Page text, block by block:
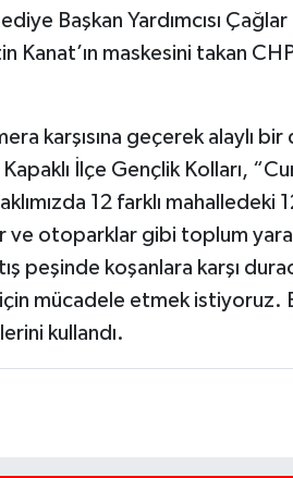
Başkan Yardımcısı
Kanat’ın maskesini takan
karşısına geçerek alaylı
İlçe Gençlik Kolları,
12 farklı mahalledeki
ve otoparklar gibi toplum
peşinde koşanlara karşı
mücadele etmek istiyoruz.
kullandı.